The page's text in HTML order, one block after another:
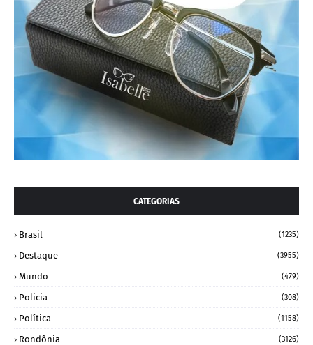
CATEGORIAS
Brasil (1235)
Destaque (3955)
Mundo (479)
Policia (308)
Política (1158)
Rondônia (3126)